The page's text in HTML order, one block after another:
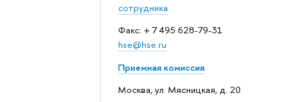
сотрудника
Факс: + 7 495 628-79-31
hse@hse.ru
Приемная комиссия
Москва, ул. Мясницкая, д. 20